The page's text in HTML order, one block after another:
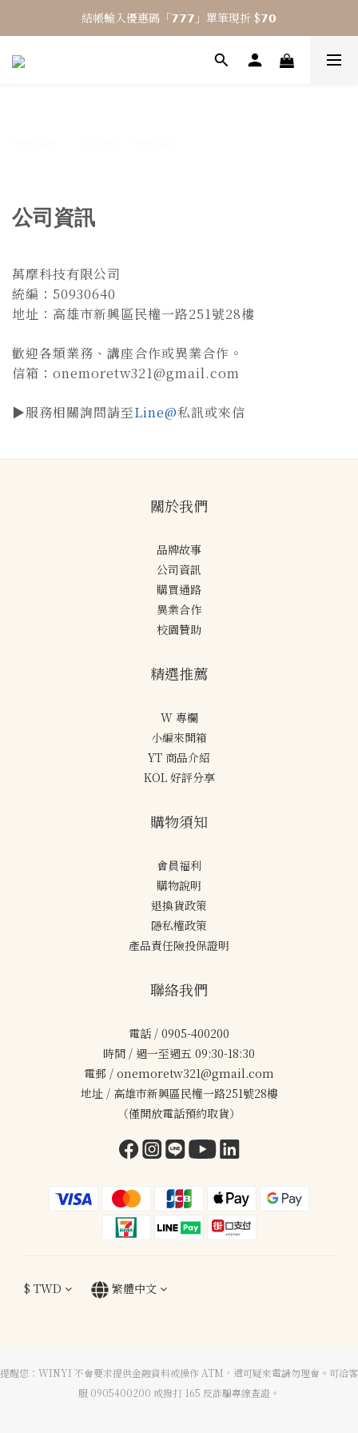
⎯ 𝟴 月活動 WINYI 七夕愉悅月⎯
結帳輸入優惠碼「𝟳𝟳𝟳」單筆現折 $𝟳𝟬
⎯ 𝟴 月活動 WINYI 七夕愉悅月⎯
公司資訊
萬摩科技有限公司
統編：50930640
地址：高雄市新興區民權一路251號28樓
歡迎各類業務、講座合作或異業合作。
信箱：onemoretw321@gmail.com
▶︎服務相關詢問請至Line@私訊或來信
關於我們
品牌故事
公司資訊
購買通路
異業合作
校園贊助
精選推薦
W 專欄
小編來開箱
YT 商品介紹
KOL 好評分享
購物須知
會員福利
購物說明
退換貨政策
隱私權政策
產品責任險投保證明
聯絡我們
電話 / 0905-400200
時間 / 週一至週五 09:30-18:30
電郵 / onemoretw321@gmail.com
地址 / 高雄市新興區民權一路251號28樓
（僅開放電話預約取貨）
$ TWD 繁體中文
提醒您：WINYI 不會要求提供金融資料或操作 ATM，遇可疑來電請勿理會。可洽客
服 0905400200 或撥打 165 反詐騙專線查證。